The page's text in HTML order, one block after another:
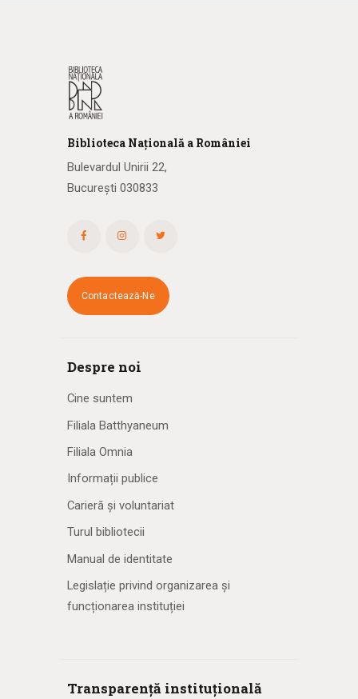
Biblioteca Națională a României
Bulevardul Unirii 22,
București 030833
Contactează-Ne
Despre noi
Cine suntem
Filiala Batthyaneum
Filiala Omnia
Informații publice
Carieră și voluntariat
Turul bibliotecii
Manual de identitate
Legislație privind organizarea și
funcționarea instituției
Transparență instituțională